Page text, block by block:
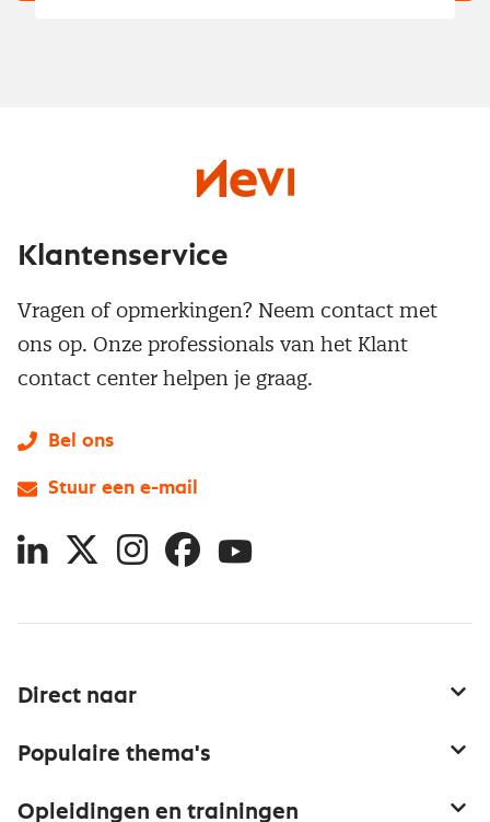
Direct naar
Populaire thema's
Opleidingen en trainingen
Klantenservice
Vragen of opmerkingen? Neem contact met
ons op. Onze professionals van het Klant
contact center helpen je graag.
Bel ons
Stuur een e-mail
LinkedIn
X InstagramFacebookYouTube